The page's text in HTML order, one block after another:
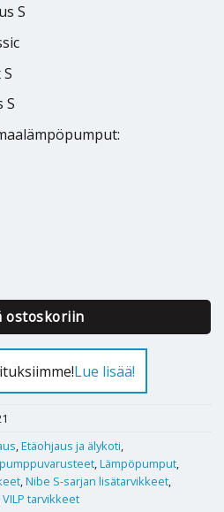
S
S
Nibe RPP 10 myUplink määrä
ostoskoriin
Lue lisää!
,Etäohjaus ja älykoti,
,Lämpöpumput,
,Nibe S-sarjan lisätarvikkeet,
VILP tarvikkeet